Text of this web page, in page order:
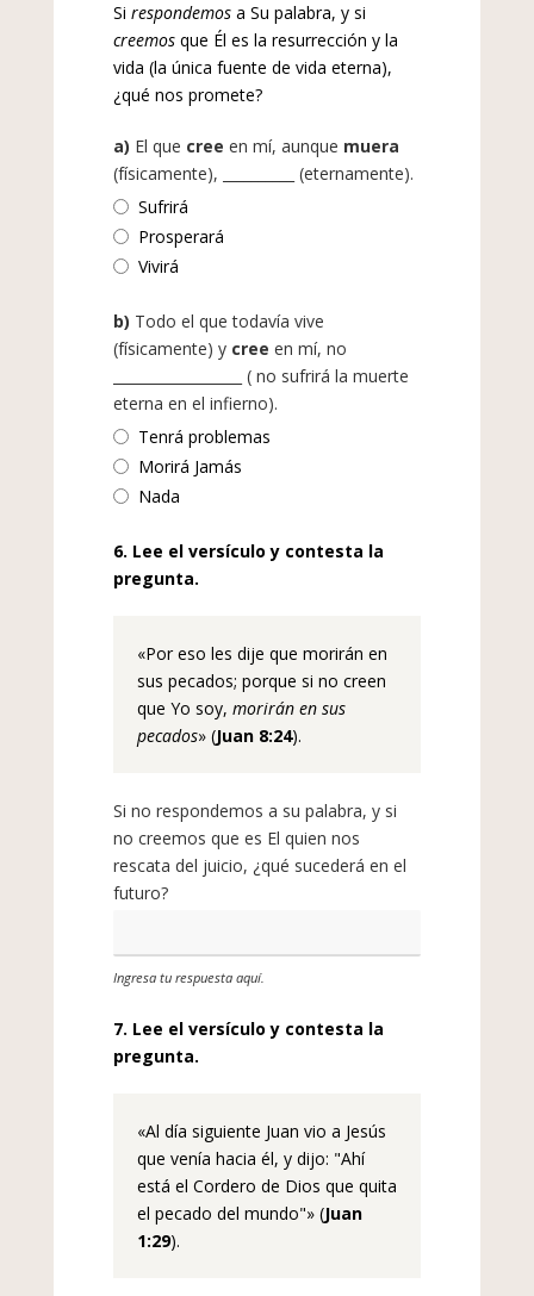
Si respondemosa Su palabra, y si
creemosque Él es la resurrección y la
vida (la única fuente de vida eterna),
¿qué nos promete?
a) El que cree en mí, aunque muera
(físicamente), __________ (eternamente).
Sufrirá
Prosperará
Vivirá
b) Todo el que todavía vive
(físicamente) y cree en mí, no
__________________ ( no sufrirá la muerte
eterna en el infierno).
Tenrá problemas
Morirá Jamás
Nada
6. Lee el versículo y contesta la
pregunta.
«Por eso les dije que morirán en
sus pecados; porque si no creen
que Yo soy, morirán en sus
pecados»(Juan 8:24).
Si no respondemos a su palabra, y si
no creemos que es El quien nos
rescata del juicio, ¿qué sucederá en el
futuro?
Ingresa tu respuesta aquí.
7. Lee el versículo y contesta la
pregunta.
«Al día siguiente Juan vio a Jesús
que venía hacia él, y dijo: "Ahí
está el Cordero de Dios que quita
el pecado del mundo"» (Juan
1:29).